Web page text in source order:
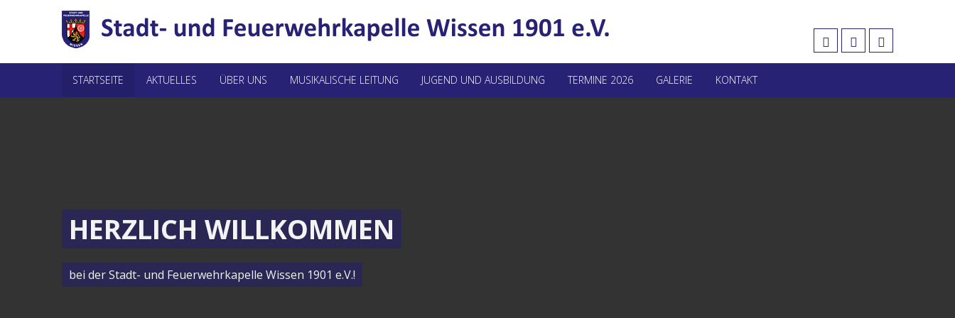
STARTSEITE AKTUELLES ÜBER UNS MUSIKALISCHE LEITUNG JUGEND UND AUSBILDUNG TERMINE 2026 GALERIE KONTAKT
HERZLICH WILLKOMMEN
bei der Stadt- und Feuerwehrkapelle Wissen 1901 e.V.!